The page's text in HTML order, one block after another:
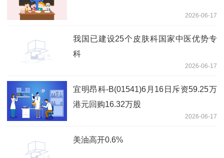
2026-06-17
我国已建设25个皮肤科国家中医优势专
科
2026-06-17
宜明昂科-B(01541)6月16日斥资59.25万
港元回购16.32万股
2026-06-17
美油高开0.6%